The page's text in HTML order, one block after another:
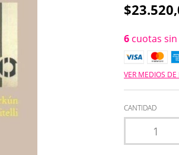
6 cuotas
VER MEDIOS DE
CANTIDAD